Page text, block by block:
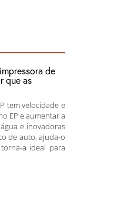
de
que as
tem velocidade e
EP e aumentar a
e inovadoras
de auto, ajuda-o
a ideal para